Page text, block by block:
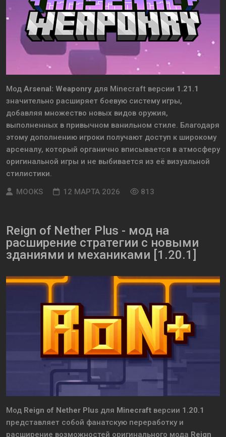
Мод Arsenal: Weaponry для Minecraft версии 1.21.1
значительно расширяет боевую систему игры,
добавляя множество новых видов оружия,
выполненных в привычном ванильном стиле. Благодаря
этому дополнению игроки получают доступ к широкому
арсеналу, который органично вписывается в атмосферу
оригинальной игры и не выбивается из её визуальной
стилистики.
MOOKS
12 МАРТА 2026 813
Reign of Nether Plus - мод на
расширение стратегии с новыми
зданиями и механиками [1.20.1]
Мод Reign of Nether Plus для Minecraft версии 1.20.1
представляет собой фанатскую переработку и
расширение возможностей оригинального мода Reign